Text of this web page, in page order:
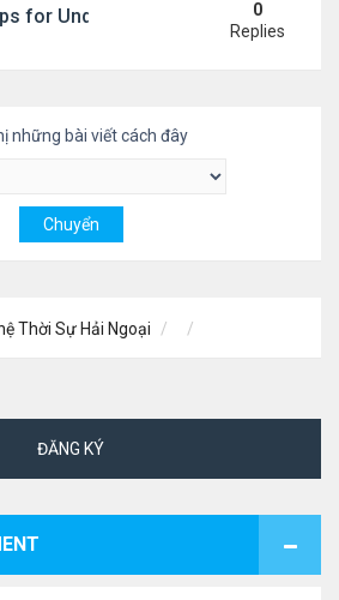
for Understanding Diablo 4 Items
0
Replies
những bài viết cách đây
Thời Sự Hải Ngoại
ĐĂNG KÝ